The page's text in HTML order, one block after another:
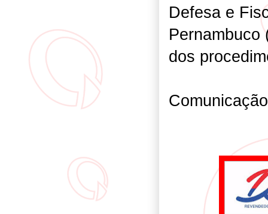
Defesa e
Pernambuco
dos